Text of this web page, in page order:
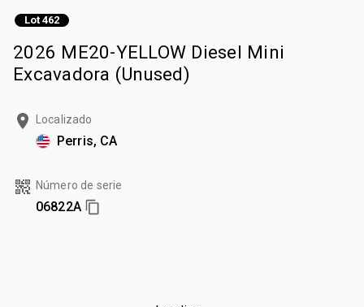
Lot 462
2026 ME20-YELLOW Diesel Mini
Excavadora (Unused)
Localizado
Perris, CA
Número de serie
06822A